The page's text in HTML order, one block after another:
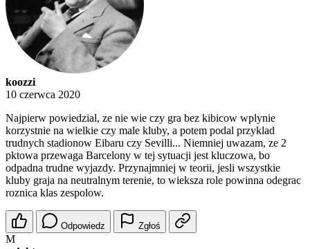
koozzi
10 czerwca 2020
Najpierw powiedzial, ze nie wie czy gra bez kibicow wplynie
korzystnie na wielkie czy male kluby, a potem podal przyklad
trudnych stadionow Eibaru czy Sevilli... Niemniej uwazam, ze 2
pktowa przewaga Barcelony w tej sytuacji jest kluczowa, bo
odpadna trudne wyjazdy. Przynajmniej w teorii, jesli wszystkie
kluby graja na neutralnym terenie, to wieksza role powinna odegrac
roznica klas zespolow.
Odpowiedz Zgłoś
M